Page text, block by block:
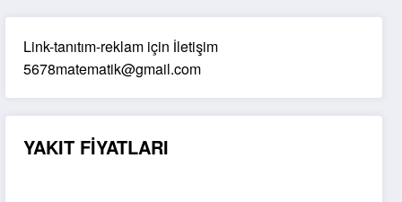
Link-tanıtım-reklam için İletişim
5678matematik@gmail.com
YAKIT FİYATLARI